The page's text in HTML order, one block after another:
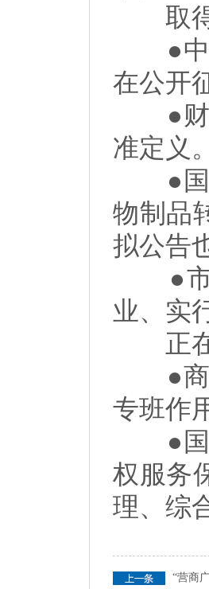
取得
●中央
在公开
●财政
准定义
●国家
物制品
拟公告
●市
业、实
正在
●商务
专班作
●国家
权服务
理、综
“营商